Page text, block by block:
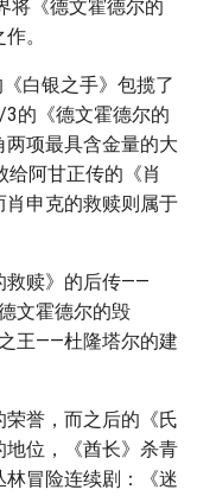
将《德文霍德尔的
。
白银之手》包揽了
的《德文霍德尔的
项最具含金量的大
阿甘正传的《肖
申克的救赎则属于
救赎》的后传——
文霍德尔的毁
王——杜隆塔尔的建
荣誉，而之后的《氏
位，《酋长》杀青
冒险连续剧：《迷